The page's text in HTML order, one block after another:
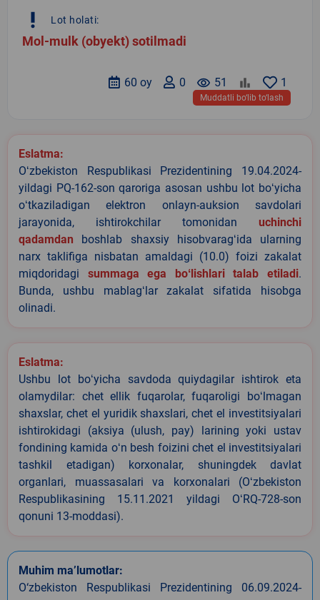
priority_high Lot holati:
Mol-mulk (obyekt) sotilmadi
1
remove_red_eye 51
0
60 oy
Muddatli bo‘lib to‘lash
Eslatma:
Oʻzbekiston Respublikasi Prezidentining 19.04.2024-
yildagi PQ-162-son qaroriga asosan ushbu lot boʻyicha
oʻtkaziladigan elektron onlayn-auksion savdolari
jarayonida, ishtirokchilar tomonidan uchinchi
qadamdan boshlab shaxsiy hisobvaragʻida ularning
narx taklifiga nisbatan amaldagi (10.0) foizi zakalat
miqdoridagi summaga ega boʻlishlari talab etiladi.
Bunda, ushbu mablagʻlar zakalat sifatida hisobga
olinadi.
Eslatma:
Ushbu lot boʻyicha savdoda quiydagilar ishtirok eta
olamydilar: chet ellik fuqarolar, fuqaroligi boʻlmagan
shaxslar, chet el yuridik shaxslari, chet el investitsiyalari
ishtirokidagi (aksiya (ulush, pay) larining yoki ustav
fondining kamida oʻn besh foizini chet el investitsiyalari
tashkil etadigan) korxonalar, shuningdek davlat
organlari, muassasalari va korxonalari (Oʻzbekiston
Respublikasining 15.11.2021 yildagi OʻRQ-728-son
qonuni 13-moddasi).
Muhim ma’lumotlar:
O‘zbekiston Respublikasi Prezidentining 06.09.2024-